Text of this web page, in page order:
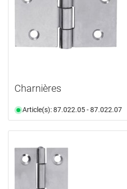
Charnières
Article(s): 87.022.05 - 87.022.07